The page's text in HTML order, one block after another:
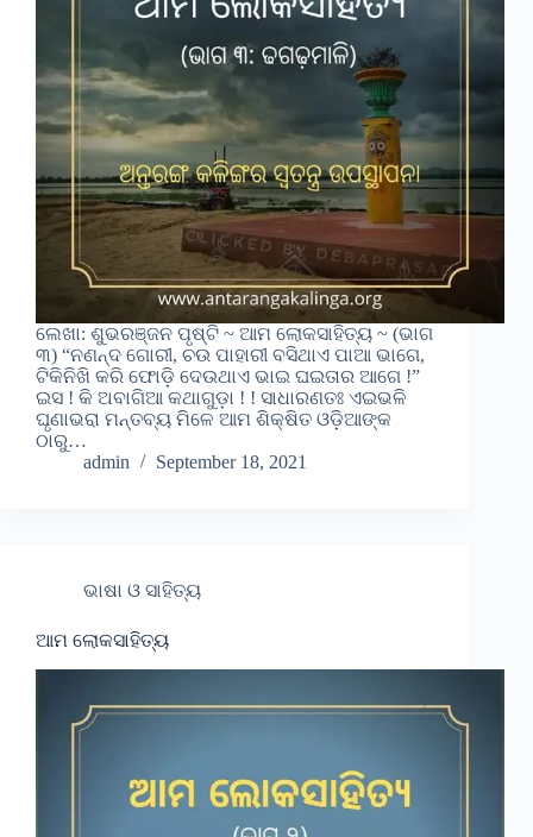
ଲେଖା: ଶୁଭରଞ୍ଜନ ପୃଷ୍ଟି ~ ଆମ ଲୋକସାହିତ୍ୟ ~ (ଭାଗ
୩) “ନଣନ୍ଦ ଗୋରୀ, ଚଉ ପାହାରୀ ବସିଥାଏ ପାଆ ଭାଗେ,
ଟିକିନିଖି କରି ଫୋଡ଼ି ଦେଉଥାଏ ଭାଇ ଘଇତାର ଆଗେ !”
ଇସ ! କି ଅବାଗିଆ କଥାଗୁଡ଼ା ! ! ସାଧାରଣତଃ ଏଇଭଳି
ଘୃଣାଭରା ମନ୍ତବ୍ୟ ମିଳେ ଆମ ଶିକ୍ଷିତ ଓଡ଼ିଆଙ୍କ
ଠାରୁ…
admin
September 18, 2021
ଭାଷା ଓ ସାହିତ୍ୟ
ଆମ ଲୋକସାହିତ୍ୟ